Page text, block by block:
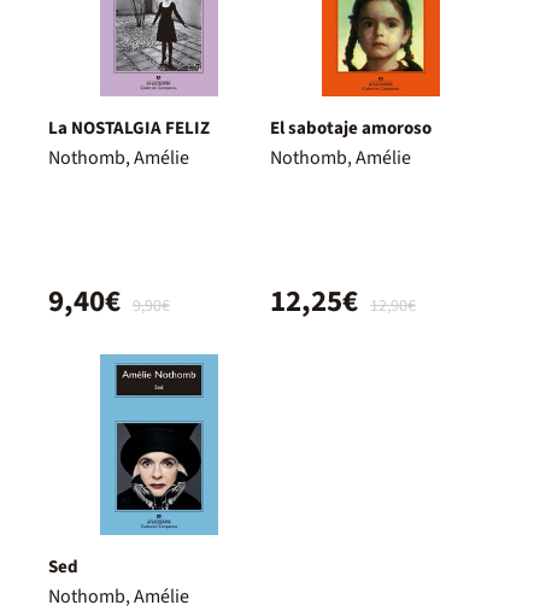
La NOSTALGIA FELIZ
Nothomb, Amélie
9,90€
9,40€
El sabotaje amoroso
Nothomb, Amélie
12,90€
12,25€
Sed
Nothomb, Amélie